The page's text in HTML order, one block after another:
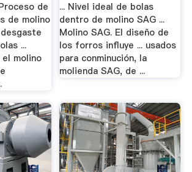
de
de molino
...
molino
... Nivel ideal de bolas
dentro de molino SAG ...
Molino SAG. El diseño de
los forros influye ... usados
para conminución, la
molienda SAG, de ...